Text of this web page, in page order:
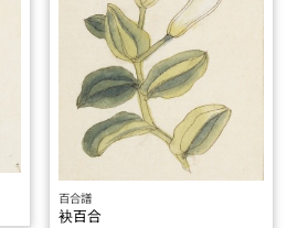
百合譜
袂百合